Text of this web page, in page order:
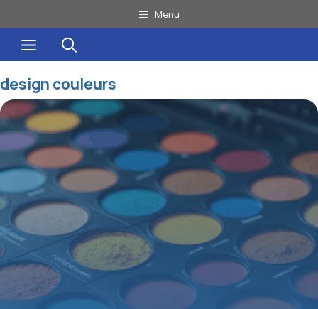
au
contenu
Menu
Menu
design couleurs